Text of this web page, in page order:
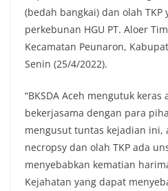
(bedah bangkai) dan olah
perkebunan HGU PT. Aloer
Kecamatan Peunaron,
Senin (25/4/2022).
“BKSDA Aceh mengutuk
bekerjasama dengan para
mengusut tuntas kejadian ini,
necropsy dan olah TKP ada
menyebabkan kematian
Kejahatan yang dapat